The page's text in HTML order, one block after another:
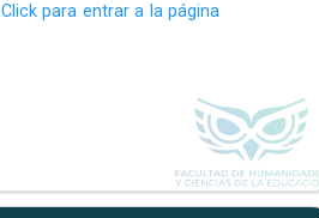
Click para entrar a la página